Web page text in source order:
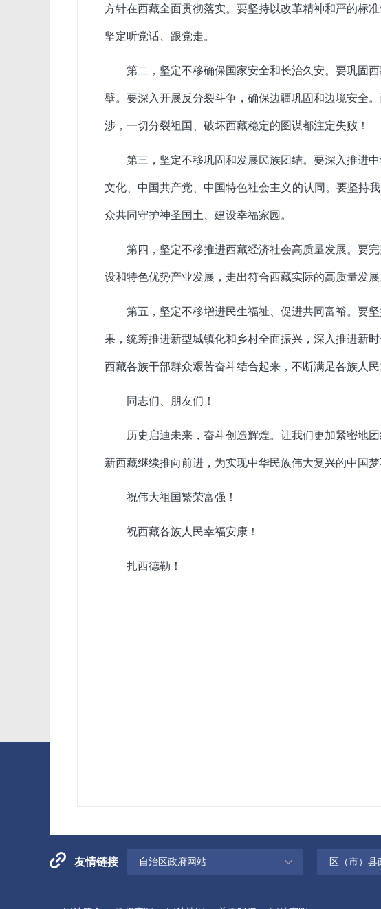
方针在西藏全面贯彻落实。要坚持以改革精神和严的标
坚定听党话、跟党走。
第二，坚定不移确保国家安全和长治久安。要巩固
壁。要深入开展反分裂斗争，确保边疆巩固和边境安全
涉，一切分裂祖国、破坏西藏稳定的图谋都注定失败！
第三，坚定不移巩固和发展民族团结。要深入推进
文化、中国共产党、中国特色社会主义的认同。要坚持
众共同守护神圣国土、建设幸福家园。
第四，坚定不移推进西藏经济社会高质量发展。要
设和特色优势产业发展，走出符合西藏实际的高质量发
第五，坚定不移增进民生福祉、促进共同富裕。要
果，统筹推进新型城镇化和乡村全面振兴，深入推进新
西藏各族干部群众艰苦奋斗结合起来，不断满足各族人民
同志们、朋友们！
历史启迪未来，奋斗创造辉煌。让我们更加紧密地
新西藏继续推向前进，为实现中华民族伟大复兴的中国梦
祝伟大祖国繁荣富强！
祝西藏各族人民幸福安康！
扎西德勒！
友情链接 自治区政府网站 区（市）